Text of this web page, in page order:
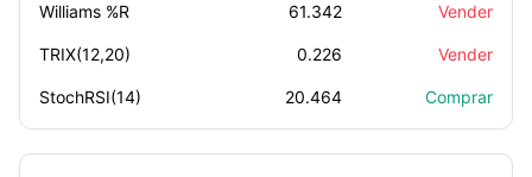
Williams %R 61.342 Vender
TRIX(12,20) 0.226 Vender
StochRSI(14) 20.464 Comprar